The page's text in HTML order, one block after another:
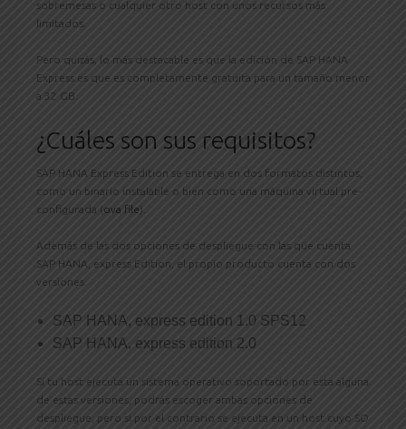
sobremesas o cualquier otro host con unos recursos más
limitados.
Pero quizás, lo más destacable es que la edición de SAP HANA
Express es que es completamente gratuita para un tamaño menor
a 32 GB.
¿Cuáles son sus requisitos?
SAP HANA Express Edition se entrega en dos formatos distintos,
como un binario instalable o bien como una máquina virtual pre-
configurada ( ova file).
Además de las dos opciones de despliegue con las que cuenta
SAP HANA, express Edition, el propio producto cuenta con dos
versiones.
SAP HANA, express edition 1.0 SPS12
SAP HANA, express edition 2.0
Si tu host ejecuta un sistema operativo soportado por esta alguna
de estas versiones, podrás escoger ambas opciones de
despliegue, pero si por el contrario se ejecuta en un host cuyo SO